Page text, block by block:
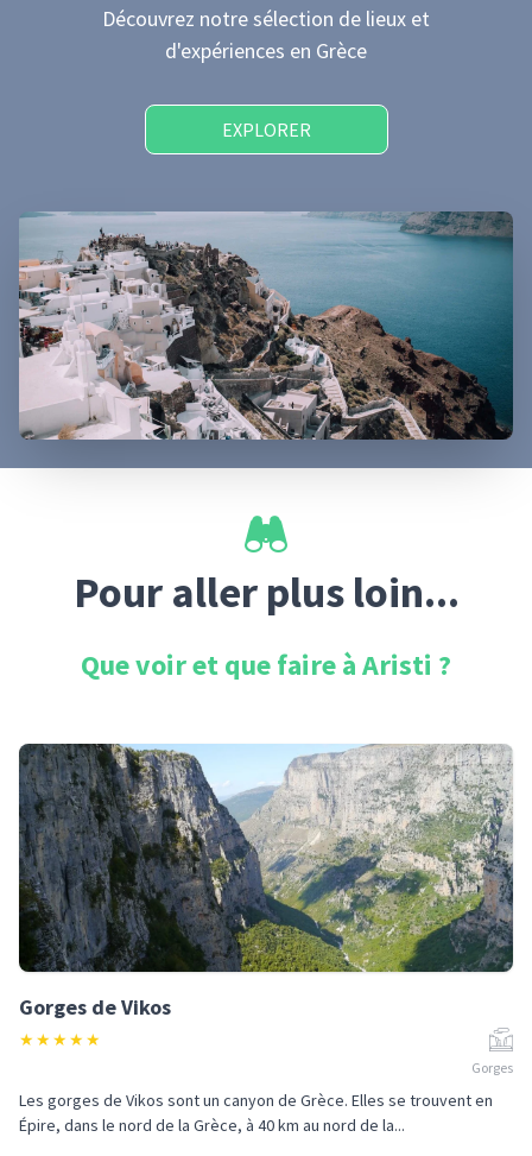
Découvrez notre sélection de lieux et
d'expériences en Grèce
EXPLORER
Pour aller plus loin...
Que voir et que faire àAristi ?
Gorges de Vikos
★★★★★
Gorges
Les gorges de Vikos sont un canyon de Grèce. Elles se trouvent en
Épire, dans le nord de la Grèce, à 40 km au nord de la...